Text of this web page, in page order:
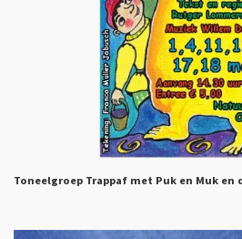
Toneelgroep Trappaf met Puk en Muk en